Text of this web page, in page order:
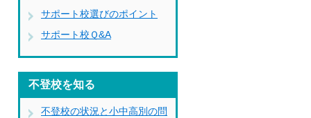
サポート校選びのポイント
サポート校Ｑ&A
不登校を知る
不登校の状況と小中高別の問